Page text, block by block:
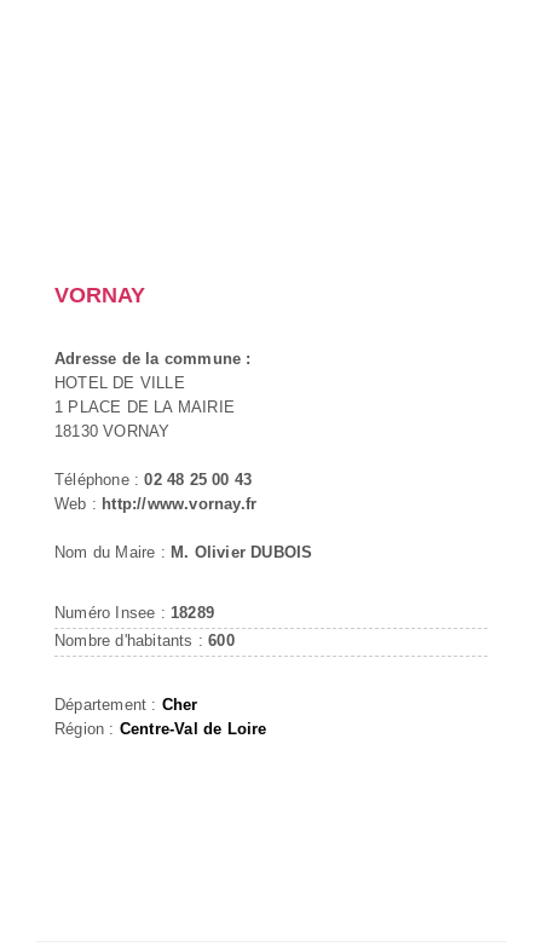
VORNAY
Adresse de la commune :
HOTEL DE VILLE
1 PLACE DE LA MAIRIE
18130 VORNAY
Téléphone :02 48 25 00 43
Web : http://www.vornay.fr
Nom du Maire : M. Olivier DUBOIS
Numéro Insee : 18289
Nombre d'habitants :600
Département : Cher
Région : Centre-Val de Loire